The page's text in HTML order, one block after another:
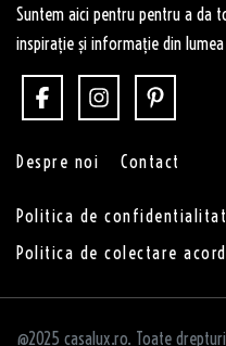
Suntem aici pentru pentru a da
inspirație și informație din
Despre noi Contact
Politica de
Politica de colectare
@2025 casalux.ro. Toate